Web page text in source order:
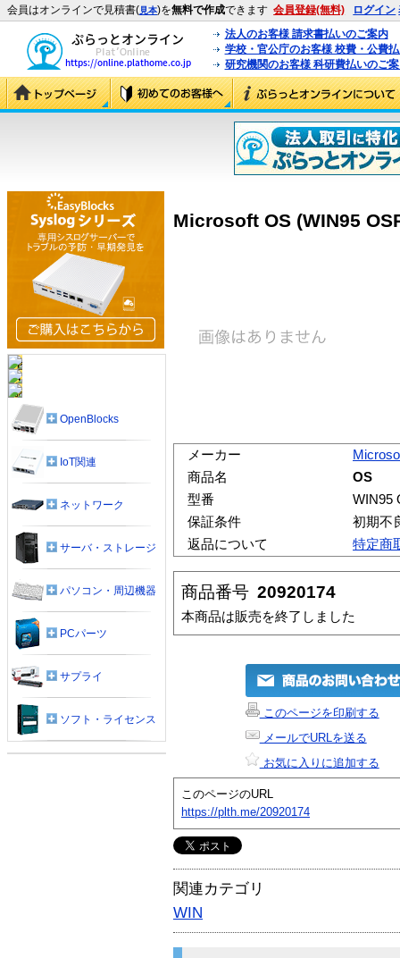
会員はオンラインで見積書(見本)を無料で作成できます 会員登録(無料) ログイン
法人のお客様 請求書払いのご案内
学校・官公庁のお客様 校費・公費
研究機関のお客様 科研費払いのご
Microsoft OS (WIN95
メーカー
商品名
OS
型番
WIN95
保証条件
初期不
返品について
特定商
商品番号 20920174
本商品は販売を終了しました
このページを印刷する
メールでURLを送る
お気に入りに追加する
このページのURL
https://plth.me/20920174
関連カテゴリ
WIN
OpenBlocks
IoT関連
ネットワーク
サーバ・ストレージ
パソコン・周辺機器
PCパーツ
サプライ
ソフト・ライセンス